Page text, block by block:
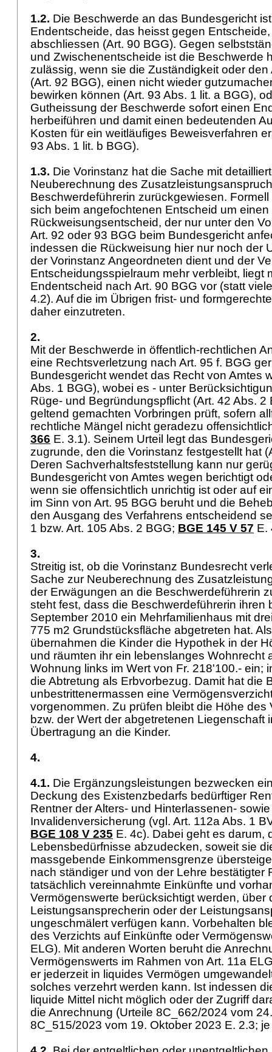
1.2. Die Beschwerde an das Bundesgericht
Endentscheide, das heisst gegen
abschliessen (Art. 90 BGG). Gegen
und Zwischenentscheide ist die Beschwerde
zulässig, wenn sie die Zuständigkeit oder
(Art. 92 BGG), einen nicht wieder
bewirken können (Art. 93 Abs. 1 lit. a BGG),
Gutheissung der Beschwerde sofort einen
herbeiführen und damit einen bedeutenden
Kosten für ein weitläufiges Beweisverfahren
93 Abs. 1 lit. b BGG).
1.3. Die Vorinstanz hat die Sache mit
Neuberechnung des
Beschwerdeführerin zurückgewiesen.
sich beim angefochtenen Entscheid um einen
Rückweisungsentscheid, der nur unter den
Art. 92 oder 93 BGG beim Bundesgericht
indessen die Rückweisung hier nur noch der
der Vorinstanz Angeordneten dient und der
Entscheidungsspielraum mehr verbleibt, liegt
Endentscheid nach Art. 90 BGG vor (statt
4.2). Auf die im Übrigen frist- und
daher einzutreten.
2.
Mit der Beschwerde in öffentlich-rechtlichen
eine Rechtsverletzung nach Art. 95 f. BGG
Bundesgericht wendet das Recht von Amtes
Abs. 1 BGG), wobei es - unter
Rüge- und Begründungspflicht (Art. 42 Abs. 2
geltend gemachten Vorbringen prüft, sofern
rechtliche Mängel nicht geradezu
366 E. 3.1). Seinem Urteil legt das
zugrunde, den die Vorinstanz festgestellt hat (
Deren Sachverhaltsfeststellung kann nur
Bundesgericht von Amtes wegen berichtigt
wenn sie offensichtlich unrichtig ist oder auf
im Sinn von Art. 95 BGG beruht und die
den Ausgang des Verfahrens entscheidend
1 bzw. Art. 105 Abs. 2 BGG; BGE 145 V 57 E.
3.
Streitig ist, ob die Vorinstanz Bundesrecht
Sache zur Neuberechnung des
der Erwägungen an die Beschwerdeführerin
steht fest, dass die Beschwerdeführerin ihren
September 2010 ein Mehrfamilienhaus mit
775 m2 Grundstücksfläche abgetreten hat.
übernahmen die Kinder die Hypothek in der
und räumten ihr ein lebenslanges Wohnrecht
Wohnung links im Wert von Fr. 218'100.- ein;
die Abtretung als Erbvorbezug. Damit hat die
unbestrittenermassen eine
vorgenommen. Zu prüfen bleibt die Höhe des
bzw. der Wert der abgetretenen Liegenschaft
Übertragung an die Kinder.
4.
4.1. Die Ergänzungsleistungen bezwecken
Deckung des Existenzbedarfs bedürftiger
Rentner der Alters- und Hinterlassenen-
Invalidenversicherung (vgl. Art. 112a Abs. 1
BGE 108 V 235 E. 4c). Dabei geht es darum,
Lebensbedürfnisse abzudecken, soweit sie
massgebende Einkommensgrenze
nach ständiger und von der Lehre bestätigter
tatsächlich vereinnahmte Einkünfte und
Vermögenswerte berücksichtigt werden, über
Leistungsansprecherin oder der
ungeschmälert verfügen kann. Vorbehalten
des Verzichts auf Einkünfte oder
ELG). Mit anderen Worten beruht die
Vermögenswerts im Rahmen von Art. 11a
er jederzeit in liquides Vermögen
solches verzehrt werden kann. Ist indessen
liquide Mittel nicht möglich oder der Zugriff
die Anrechnung (Urteile 8C_662/2024 vom
8C_515/2023 vom 19. Oktober 2023 E. 2.3;